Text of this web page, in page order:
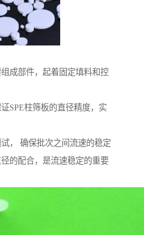
成部件，起着固定填料和控
SPE柱筛板的直径精度，实
， 确保批次之间流速的稳定
的配合，是流速稳定的重要